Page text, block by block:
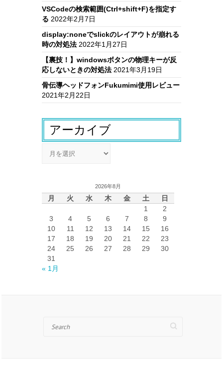
VSCodeの検索範囲(Ctrl+shift+F)を指定す
る 2022年2月7日
display:noneでslickのレイアウトが崩れる
時の対処法 2022年1月27日
【裏技！】windowsボタンの物理キーが反
応しないときの対処法 2021年3月19日
骨伝導ヘッドフォンFukumimi使用レビュー
2021年2月22日
アーカイブ
2026年8月
月 火 水 木 金 土
日
1
2
3
4 5 6 7 8
9
10
11 12 13 14 15
16
17
18 19 20 21 22
23
24
25 26 27 28 29
30
31
« 1月